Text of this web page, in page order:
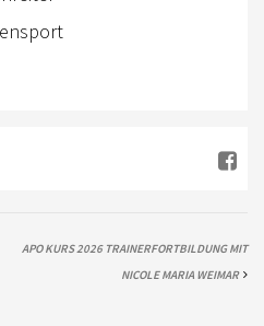
APO KURS 2026 TRAINERFORTBILDUNG MIT
NICOLE MARIA WEIMAR